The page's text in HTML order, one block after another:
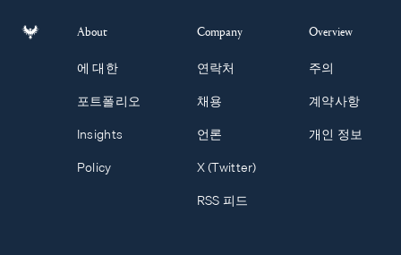
About
에 대한
포트폴리오
Insights
Policy
Company
연락처
채용
언론
X (Twitter)
RSS 피드
Overview
주의
계약사항
개인 정보